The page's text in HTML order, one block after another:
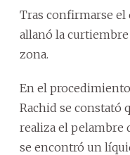
Tras confirmarse el
allanó la curtiembre
zona.
En el
Rachid se constató
realiza el pelambre
se encontró un